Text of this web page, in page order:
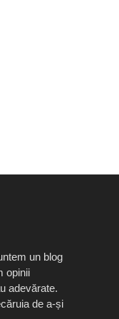
un blog
opinii
adevărate.
de a-și